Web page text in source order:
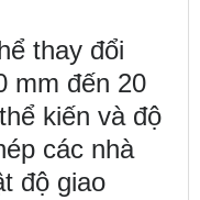
thay đổi
mm đến 20
kiến và độ
các nhà
độ giao